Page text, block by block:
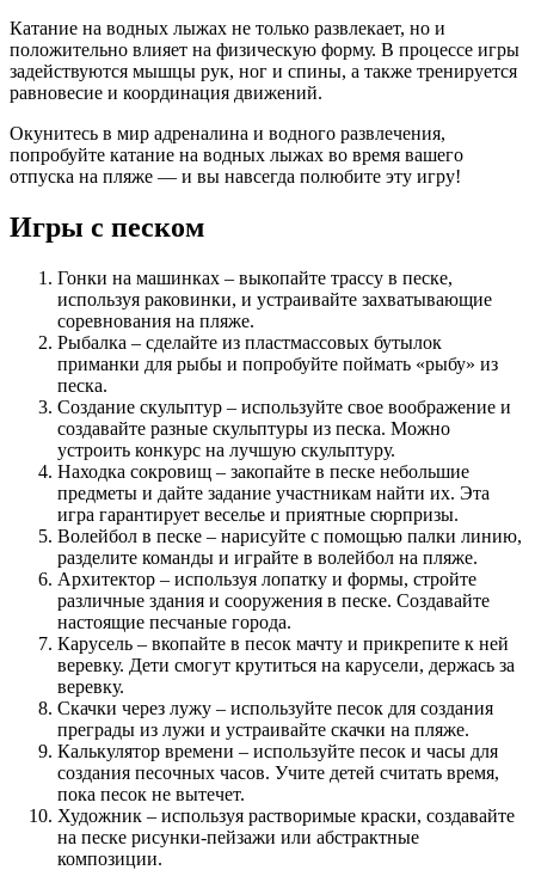
Катание на водных лыжах не только развлекает, но и
положительно влияет на физическую форму. В процессе игры
задействуются мышцы рук, ног и спины, а также тренируется
равновесие и координация движений.
Окунитесь в мир адреналина и водного развлечения,
попробуйте катание на водных лыжах во время вашего
отпуска на пляже — и вы навсегда полюбите эту игру!
Игры с песком
Гонки на машинках – выкопайте трассу в песке,
используя раковинки, и устраивайте захватывающие
соревнования на пляже.
Рыбалка – сделайте из пластмассовых бутылок
приманки для рыбы и попробуйте поймать «рыбу» из
песка.
Создание скульптур – используйте свое воображение и
создавайте разные скульптуры из песка. Можно
устроить конкурс на лучшую скульптуру.
Находка сокровищ – закопайте в песке небольшие
предметы и дайте задание участникам найти их. Эта
игра гарантирует веселье и приятные сюрпризы.
Волейбол в песке – нарисуйте с помощью палки линию,
разделите команды и играйте в волейбол на пляже.
Архитектор – используя лопатку и формы, стройте
различные здания и сооружения в песке. Создавайте
настоящие песчаные города.
Карусель – вкопайте в песок мачту и прикрепите к ней
веревку. Дети смогут крутиться на карусели, держась за
веревку.
Скачки через лужу – используйте песок для создания
преграды из лужи и устраивайте скачки на пляже.
Калькулятор времени – используйте песок и часы для
создания песочных часов. Учите детей считать время,
пока песок не вытечет.
Художник – используя растворимые краски, создавайте
на песке рисунки-пейзажи или абстрактные
композиции.